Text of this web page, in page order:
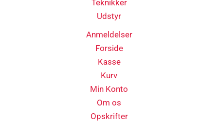
Teknikker
Udstyr
Anmeldelser
Forside
Kasse
Kurv
Min Konto
Om os
Opskrifter